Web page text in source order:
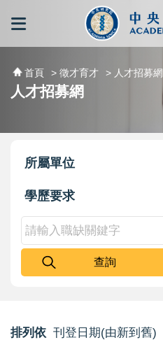
跳到主要內容區塊
首頁 > 徵才育才 > 人才招募網
人才招募網
所屬單位
學歷要求
查詢
排列依